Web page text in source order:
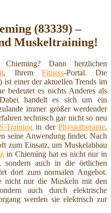
(83339) –
Muskeltraining!
Dann herzlichen
, Ihrem Fitness-Portal. Die
) ist einer der aktuellen Trends im
bedeutet es nichts Anderes als
Dabei handelt es sich um ein
immer größer werdender
technisch gar nicht so neu
Trainingin der Physiotherapie,
seine Anwendung findet. Nach
zum Einsatz, um Muskelabbau
in Chieming hat es nicht nur in
, sondern auch in die örtlichen
dort zum normalen Angebot.
nicht nur die Muskeln mit den
auch durch elektrische
werden sie elektrisch zur